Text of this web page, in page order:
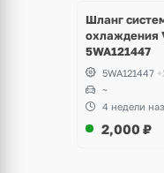
Шланг
охлаждения
5WA121447
5WA121447
~
4 недели
2,000 ₽